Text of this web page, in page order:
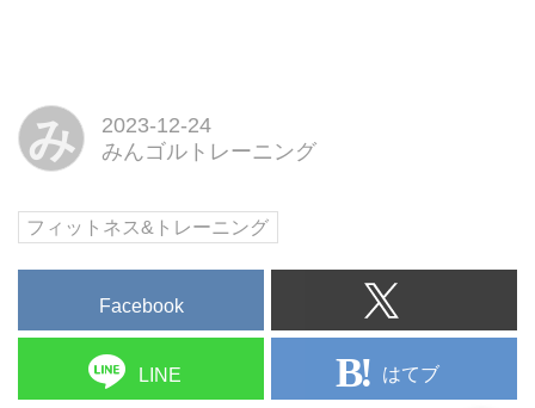
み
2023-12-24
みんゴルトレーニング
フィットネス&トレーニング
Facebook
LINE はてブ